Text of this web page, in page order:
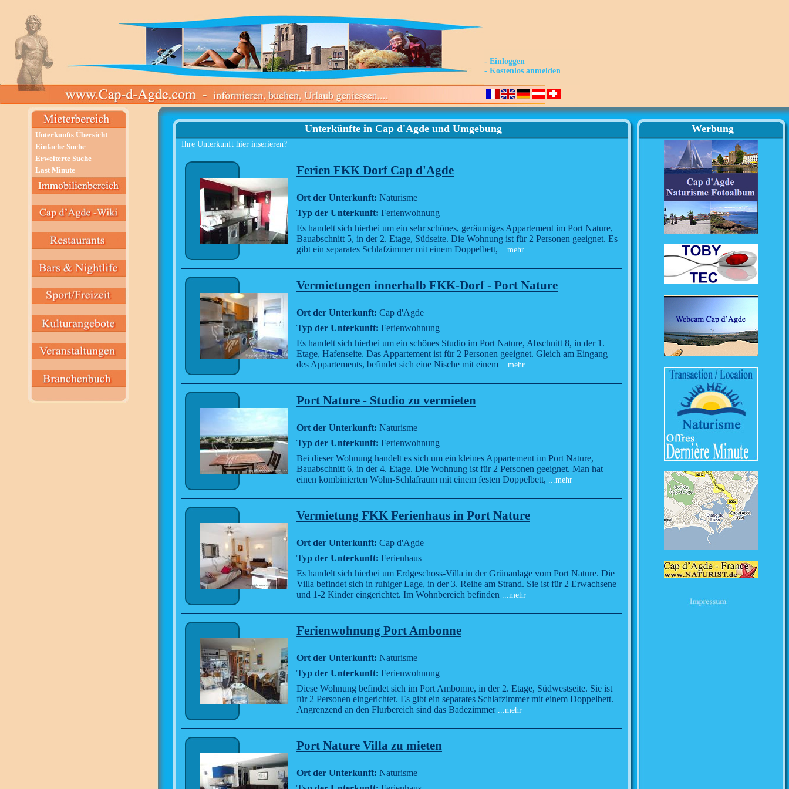
- Einloggen
- Kostenlos anmelden
Unterkunfts Übersicht
Einfache Suche
Erweiterte Suche
Last Minute
Unterkünfte in Cap d'Agde und Umgebung
Ihre Unterkunft hier inserieren?
Ferien FKK Dorf Cap d'Agde
Ort der Unterkunft: Naturisme
Typ der Unterkunft: Ferienwohnung
Es handelt sich hierbei um ein sehr schönes, geräumiges Appartement im Port Nature,
Bauabschnitt 5, in der 2. Etage, Südseite. Die Wohnung ist für 2 Personen geeignet. Es
gibt ein separates Schlafzimmer mit einem Doppelbett, ...mehr
Vermietungen innerhalb FKK-Dorf - Port Nature
Ort der Unterkunft: Cap d'Agde
Typ der Unterkunft: Ferienwohnung
Es handelt sich hierbei um ein schönes Studio im Port Nature, Abschnitt 8, in der 1.
Etage, Hafenseite. Das Appartement ist für 2 Personen geeignet. Gleich am Eingang
des Appartements, befindet sich eine Nische mit einem ...mehr
Port Nature - Studio zu vermieten
Ort der Unterkunft: Naturisme
Typ der Unterkunft: Ferienwohnung
Bei dieser Wohnung handelt es sich um ein kleines Appartement im Port Nature,
Bauabschnitt 6, in der 4. Etage. Die Wohnung ist für 2 Personen geeignet. Man hat
einen kombinierten Wohn-Schlafraum mit einem festen Doppelbett, ...mehr
Vermietung FKK Ferienhaus in Port Nature
Ort der Unterkunft: Cap d'Agde
Typ der Unterkunft: Ferienhaus
Es handelt sich hierbei um Erdgeschoss-Villa in der Grünanlage vom Port Nature. Die
Villa befindet sich in ruhiger Lage, in der 3. Reihe am Strand. Sie ist für 2 Erwachsene
und 1-2 Kinder eingerichtet. Im Wohnbereich befinden ...mehr
Ferienwohnung Port Ambonne
Ort der Unterkunft: Naturisme
Typ der Unterkunft: Ferienwohnung
Diese Wohnung befindet sich im Port Ambonne, in der 2. Etage, Südwestseite. Sie ist
für 2 Personen eingerichtet. Es gibt ein separates Schlafzimmer mit einem Doppelbett.
Angrenzend an den Flurbereich sind das Badezimmer...mehr
Port Nature Villa zu mieten
Ort der Unterkunft: Naturisme
Werbung